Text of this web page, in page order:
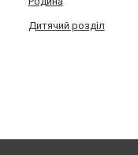
Дитячий розділ